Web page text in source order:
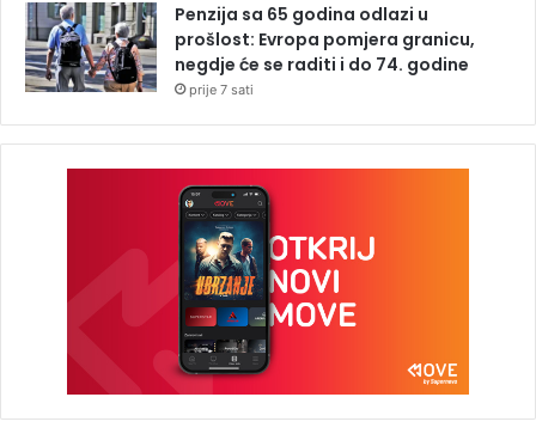
Penzija sa 65 godina odlazi u
prošlost: Evropa pomjera granicu,
negdje će se raditi i do 74. godine
prije 7 sati